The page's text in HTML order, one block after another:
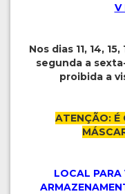
V
Nos dias 11, 14,
segunda a
proibida a
ATENÇÃO: É
LOCAL